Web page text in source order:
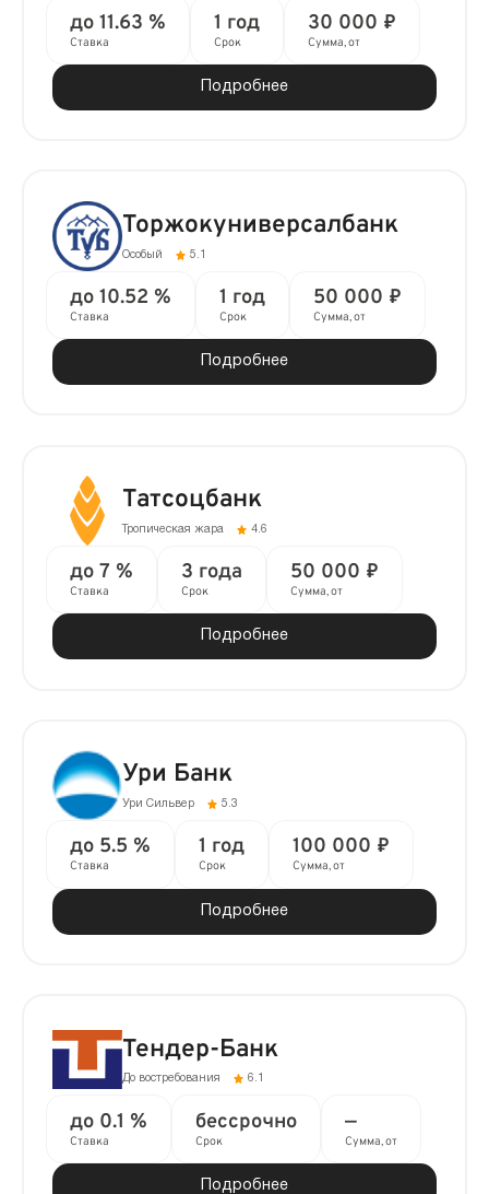
до 11.63 %
Ставка
1 год
Срок
30 000 ₽
Сумма, от
Подробнее
Торжокуниверсалбанк
Особый 5.1
до 10.52 %
Ставка
1 год
Срок
50 000 ₽
Сумма, от
Подробнее
Татсоцбанк
Тропическая жара 4.6
до 7 %
Ставка
3 года
Срок
50 000 ₽
Сумма, от
Подробнее
Ури Банк
Ури Сильвер 5.3
до 5.5 %
Ставка
1 год
Срок
100 000 ₽
Сумма, от
Подробнее
Тендер-Банк
До востребования 6.1
до 0.1 %
Ставка
бессрочно
Срок
—
Сумма, от
Подробнее